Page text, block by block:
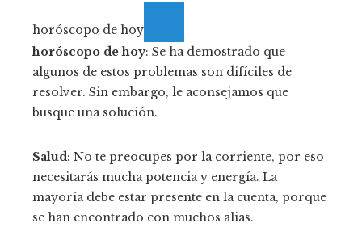
horóscopo de hoy
horóscopo de hoy: Se ha demostrado que
algunos de estos problemas son difíciles de
resolver. Sin embargo, le aconsejamos que
busque una solución.
Salud: No te preocupes por la corriente, por eso
necesitarás mucha potencia y energía. La
mayoría debe estar presente en la cuenta, porque
se han encontrado con muchos alias.